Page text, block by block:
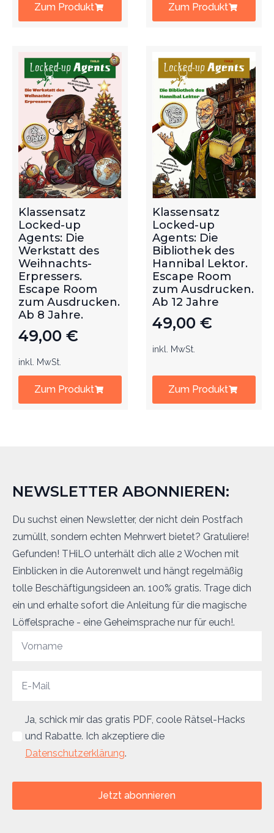
Zum Produkt Zum Produkt
Klassensatz
Locked-up
Agents: Die
Werkstatt des
Weihnachts-
Erpressers.
Escape Room
zum Ausdrucken.
Ab 8 Jahre.
49,00 €
inkl. MwSt.
Zum Produkt
Klassensatz
Locked-up
Agents: Die
Bibliothek des
Hannibal Lektor.
Escape Room
zum Ausdrucken.
Ab 12 Jahre
49,00 €
inkl. MwSt.
Zum Produkt
NEWSLETTER ABONNIEREN:
Du suchst einen Newsletter, der nicht dein Postfach
zumüllt, sondern echten Mehrwert bietet? Gratuliere!
Gefunden! THiLO unterhält dich alle 2 Wochen mit
Einblicken in die Autorenwelt und hängt regelmäßig
tolle Beschäftigungsideen an. 100% gratis. Trage dich
ein und erhalte sofort die Anleitung für die magische
Löffelsprache - eine Geheimsprache nur für euch!.
Ja, schick mir das gratis PDF, coole Rätsel-Hacks
und Rabatte. Ich akzeptiere die
Datenschutzerklärung.
Jetzt abonnieren